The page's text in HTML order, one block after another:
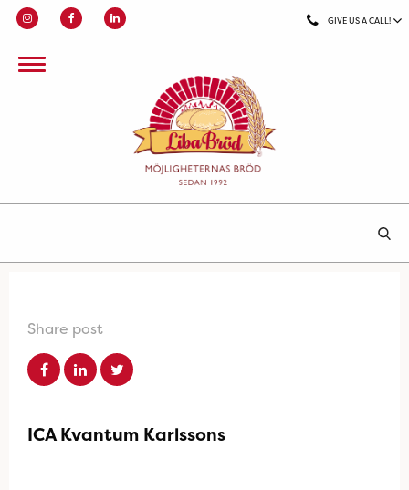
GIVE US A CALL!
Share post
ICA Kvantum Karlssons